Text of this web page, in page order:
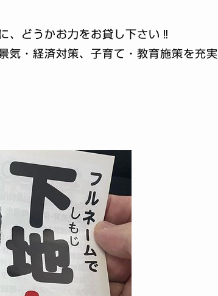
、どうかお力をお貸し下さい‼️
気・経済対策、子育て・教育施策を充実